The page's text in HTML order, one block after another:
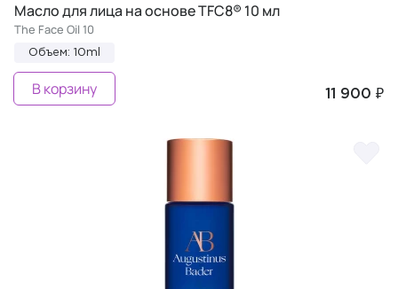
Масло для лица на основе TFC8® 10 мл
The Face Oil 10
Объем: 10ml
11 900 ₽
В корзину